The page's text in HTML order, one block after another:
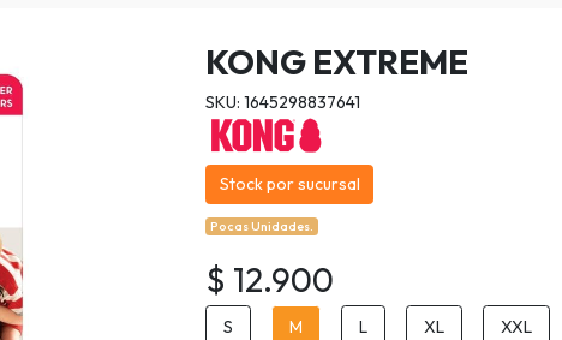
KONG EXTREME
SKU: 1645298837641
Stock por sucursal
Pocas Unidades.
$ 12.900
S M L XL XXL